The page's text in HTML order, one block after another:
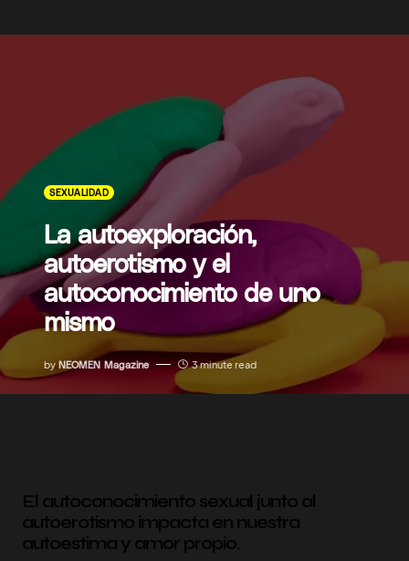
SEXUALIDAD
La autoexploración,
autoerotismo y el
autoconocimiento de uno
mismo
by NEOMEN Magazine 3 minute read
El autoconocimiento sexual junto al
autoerotismo impacta en nuestra
autoestima y amor propio.